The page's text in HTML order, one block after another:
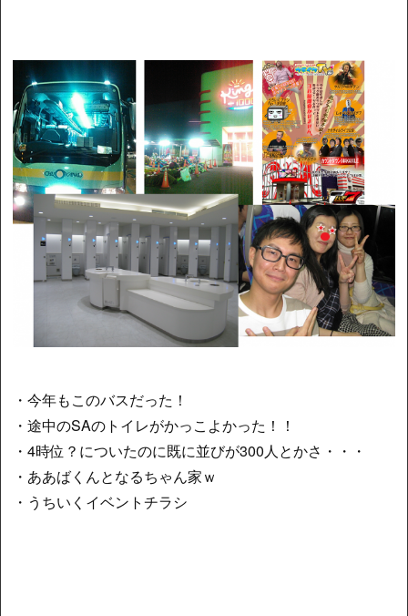
・今年もこのバスだった！
・途中のSAのトイレがかっこよかった！！
・4時位？についたのに既に並びが300人とかさ・・・
・ああばくんとなるちゃん家ｗ
・うちいくイベントチラシ